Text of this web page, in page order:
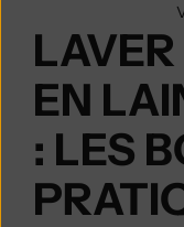
EN
: LES